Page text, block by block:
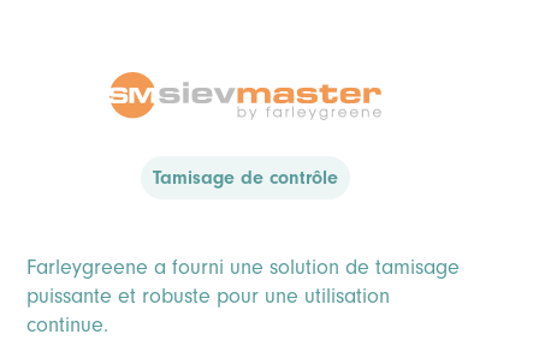
Tamisage de contrôle
Farleygreene a fourni une solution de tamisage
puissante et robuste pour une utilisation
continue.